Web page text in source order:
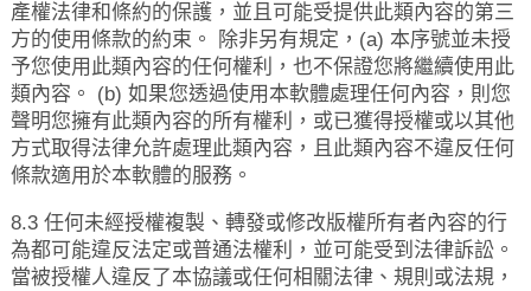
產權法律和條約的保護，並且可能受提供此類內容的第三
方的使用條款的約束。 除非另有規定，(a) 本序號並未授
予您使用此類內容的任何權利，也不保證您將繼續使用此
類內容。 (b) 如果您透過使用本軟體處理任何內容，則您
聲明您擁有此類內容的所有權利，或已獲得授權或以其他
方式取得法律允許處理此類內容，且此類內容不違反任何
條款適用於本軟體的服務。
8.3 任何未經授權複製、轉發或修改版權所有者內容的行
為都可能違反法定或普通法權利，並可能受到法律訴訟。
當被授權人違反了本協議或任何相關法律、規則或法規，